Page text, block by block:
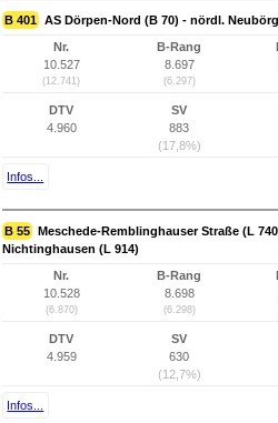
B 401 AS Dörpen-Nord (B 70) - nördl.
Nr.
10.527
(12.741)
B-Rang
8.697
(6.297)
DTV
4.960
SV
883
(17,8%)
Infos...
B 55 Meschede-Remblinghauser Straße (L
Nichtinghausen (L 914)
Nr.
10.528
(6.870)
B-Rang
8.698
(6.298)
DTV
4.959
SV
630
(12,7%)
Infos...